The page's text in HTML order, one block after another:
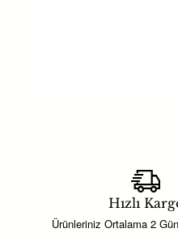
Hızlı
Ürünleriniz Ortalama 2